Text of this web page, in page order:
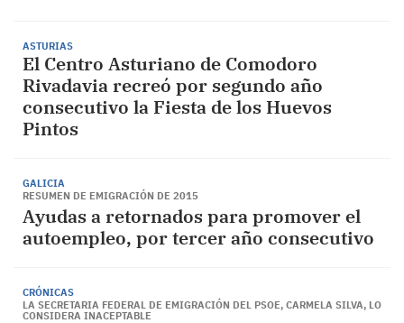
ASTURIAS
El Centro Asturiano de Comodoro
Rivadavia recreó por segundo año
consecutivo la Fiesta de los Huevos
Pintos
GALICIA
RESUMEN DE EMIGRACIÓN DE 2015
Ayudas a retornados para promover el
autoempleo, por tercer año consecutivo
CRÓNICAS
LA SECRETARIA FEDERAL DE EMIGRACIÓN DEL PSOE, CARMELA SILVA, LO
CONSIDERA INACEPTABLE